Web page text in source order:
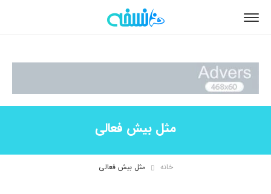
مثل بیش فعالی
خانه مثل بیش فعالی